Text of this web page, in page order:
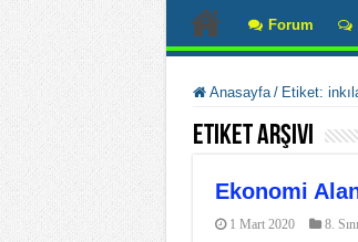
Forum
Anasayfa / Etiket:
Etiket Arşivi
Ekonomi
1 Mart 2020 8.